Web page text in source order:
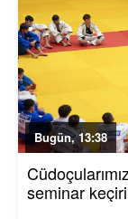
Bugün, 13:38
seminar